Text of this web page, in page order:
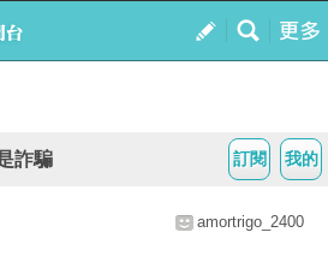
我的
訂閱
詐騙
amortrigo_2400